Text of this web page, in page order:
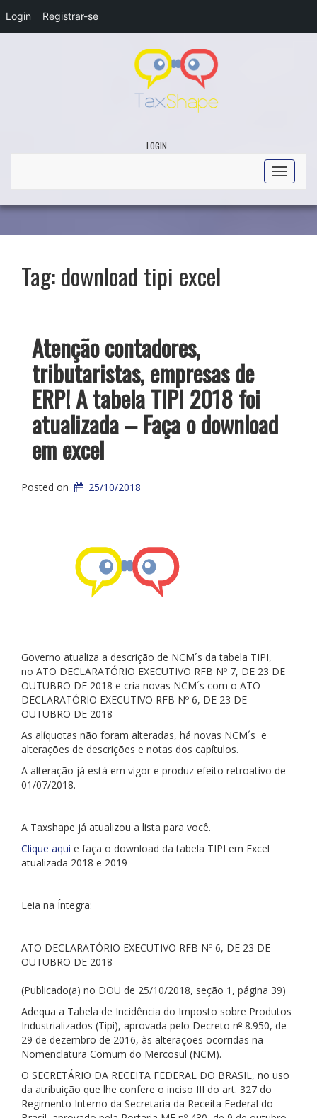
LOGIN
Toggle
Tag:download tipi excel
Atenção contadores,
tributaristas, empresas de
ERP! A tabela TIPI 2018 foi
atualizada – Faça o download
em excel
Posted on 25/10/2018
Governo atualiza a descrição de NCM´s da tabela TIPI,
no ATO DECLARATÓRIO EXECUTIVO RFB Nº 7, DE 23 DE
OUTUBRO DE 2018 e cria novas NCM´s com o ATO
DECLARATÓRIO EXECUTIVO RFB Nº 6, DE 23 DE
OUTUBRO DE 2018
As alíquotas não foram alteradas, há novas NCM´s e
alterações de descrições e notas dos capítulos.
A alteração já está em vigor e produz efeito retroativo de
01/07/2018.
A Taxshape já atualizou a lista para você.
Clique aqui e faça o download da tabela TIPI em Excel
atualizada 2018 e 2019
Leia na Íntegra:
ATO DECLARATÓRIO EXECUTIVO RFB Nº 6, DE 23 DE
OUTUBRO DE 2018
(Publicado(a) no DOU de 25/10/2018, seção 1, página 39)
Adequa a Tabela de Incidência do Imposto sobre Produtos
Industrializados (Tipi), aprovada pelo Decreto nº 8.950, de
29 de dezembro de 2016, às alterações ocorridas na
Nomenclatura Comum do Mercosul (NCM).
O SECRETÁRIO DA RECEITA FEDERAL DO BRASIL, no uso
da atribuição que lhe confere o inciso III do art. 327 do
Regimento Interno da Secretaria da Receita Federal do
Login Registrar-se